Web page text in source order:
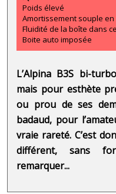
Poids élevé
Amortissement souple
Fluidité de la boîte dans
Boite auto imposée
L’Alpina B3S bi-
mais pour esthète
ou prou de ses
badaud, pour
vraie rareté. C’est
différent, sans
remarquer...